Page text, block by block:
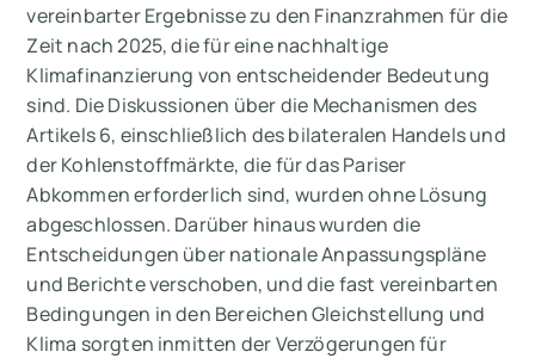
vereinbarter Ergebnisse zu den Finanzrahmen für die
Zeit nach 2025, die für eine nachhaltige
Klimafinanzierung von entscheidender Bedeutung
sind. Die Diskussionen über die Mechanismen des
Artikels 6, einschließlich des bilateralen Handels und
der Kohlenstoffmärkte, die für das Pariser
Abkommen erforderlich sind, wurden ohne Lösung
abgeschlossen. Darüber hinaus wurden die
Entscheidungen über nationale Anpassungspläne
und Berichte verschoben, und die fast vereinbarten
Bedingungen in den Bereichen Gleichstellung und
Klima sorgten inmitten der Verzögerungen für